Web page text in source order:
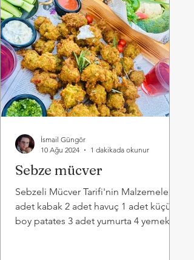
Sebze mücver
Sebzeli Mücver Tarifi'nin Malzemeleri 2
adet kabak 2 adet havuç 1 adet küçük
boy patates 3 adet yumurta 4 yemek
İsmail Güngör
10 Ağu 2024
1 dakikada okunur